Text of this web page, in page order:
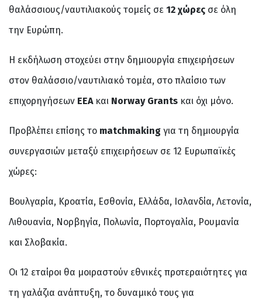
θαλάσσιους/ναυτιλιακούς τομείς σε 12 χώρες σε όλη
την Ευρώπη.
Η εκδήλωση στοχεύει στην δημιουργία επιχειρήσεων
στον θαλάσσιο/ναυτιλιακό τομέα, στο πλαίσιο των
επιχορηγήσεων ΕΕΑ και Norway Grants και όχι μόνο.
Προβλέπει επίσης τo matchmaking για τη δημιουργία
συνεργασιών μεταξύ επιχειρήσεων σε 12 Ευρωπαϊκές
χώρες:
Βουλγαρία, Κροατία, Εσθονία, Ελλάδα, Ισλανδία, Λετονία,
Λιθουανία, Νορβηγία, Πολωνία, Πορτογαλία, Ρουμανία
και Σλοβακία.
Οι 12 εταίροι θα μοιραστούν εθνικές προτεραιότητες για
τη γαλάζια ανάπτυξη, το δυναμικό τους για